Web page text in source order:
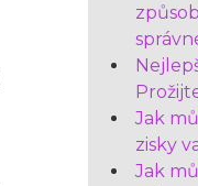
Jak
zisky
Jak